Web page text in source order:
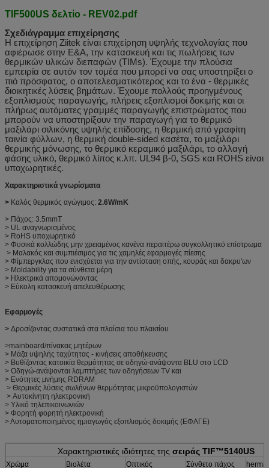
TIF500US δελτίο - REV02.pdf
Σχεδιάγραμμα επιχείρησης
Η επιχείρηση Ziitek είναι επιχείρηση υψηλής τεχνολογίας που
αφιέρωσε στην Ε&Α, την κατασκευή και τις πωλήσεις των
θερμικών υλικών διεπαφών (TIMs). Έχουμε την πλούσια
εμπειρία σε αυτόν τον τομέα που μπορεί να σας υποστηρίξει ο
πιό πρόσφατος, ο αποτελεσματικότερος και το ένα - θερμικές
διοικητικές λύσεις βημάτων. Έχουμε πολλούς προηγμένους
εξοπλισμούς παραγωγής, πλήρεις εξοπλισμοί δοκιμής και οι
πλήρως αυτόματες γραμμές παραγωγής επιστρώματος που
μπορούν να υποστηρίξουν την παραγωγή για το θερμικό
μαξιλάρι σιλικόνης υψηλής επίδοσης, η θερμική από γραφίτη
ταινία φύλλων, η θερμική double-sided κασέτα, το μαξιλάρι
θερμικής μόνωσης, το θερμικό κεραμικό μαξιλάρι, το αλλαγή
φάσης υλικό, θερμικό λίπος κ.λπ. UL94 β-0, SGS και ROHS είναι
υποχωρητικές.
Χαρακτηριστικά γνωρίσματα
> Καλός θερμικός αγώγιμος: 2.6W/mK
> Πάχος: 3.5mmT
> UL αναγνωρισμένος
> RoHS υποχωρητικό
> Φυσικά κολλώδης μην χρειαμένος κανένα περαιτέρω συγκολλητικό επίστρωμα
> Μαλακός και συμπιέσιμος για τις χαμηλές εφαρμογές πίεσης
> Φίμπεργκλας που ενισχύεται για την αντίσταση οπής, κουράς και δακρυ'ων
> Moldability για τα σύνθετα μέρη
> Ηλεκτρικά απομονώνοντας
> Εύκολη κατασκευή απελευθέρωσης
Εφαρμογές
> Δροσίζοντας συστατικά στα πλαίσια του πλαισίου
>mainboard/πίνακας μητέρων
> Μάζα υψηλής ταχύτητας - κινήσεις αποθήκευσης
> Βυθίζοντας κατοικία θερμότητας σε οδηγώ-ανάψοντα BLU στο LCD
> Οδηγώ-ανάψονται λαμπτήρες των οδηγήσεων TV και
> Ενότητες μνήμης RDRAM
> Θερμικές λύσεις σωλήνων θερμότητας μικροϋπολογιστών
> Αυτοκίνητη ηλεκτρονική
> Υλικό τηλεπικοινωνιών
> Φορητή φορητή ηλεκτρονική
> Αυτοματοποιημένος ημιαγωγός εξοπλισμός δοκιμής (ΕΦΑΓΕ)
Χαρακτηριστικές ιδιότητες της σειράς TIF™5140US
Χρώμα Βιολέτα Οπτικός Σύνθετο πάχος